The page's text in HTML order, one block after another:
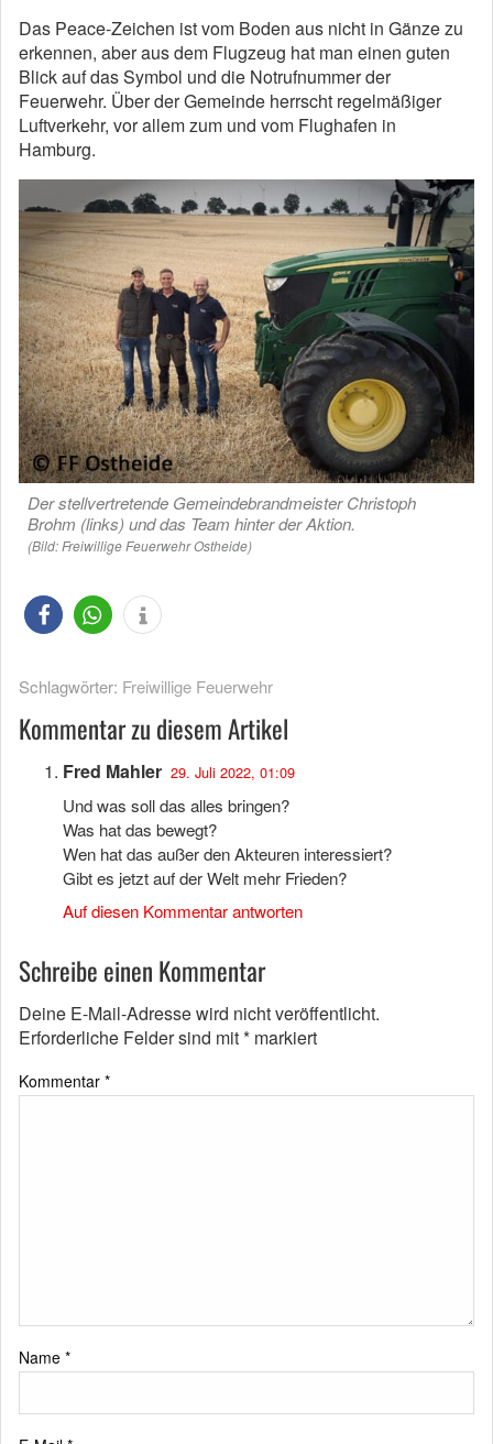
Das Peace-Zeichen ist vom Boden aus nicht in Gänze zu
erkennen, aber aus dem Flugzeug hat man einen guten
Blick auf das Symbol und die Notrufnummer der
Feuerwehr. Über der Gemeinde herrscht regelmäßiger
Luftverkehr, vor allem zum und vom Flughafen in
Hamburg.
Der stellvertretende Gemeindebrandmeister Christoph
Brohm (links) und das Team hinter der Aktion.
(Bild: Freiwillige Feuerwehr Ostheide)
Schlagwörter: Freiwillige Feuerwehr
Kommentar zu diesem Artikel
Fred Mahler 29. Juli 2022, 01:09
Und was soll das alles bringen?
Was hat das bewegt?
Wen hat das außer den Akteuren interessiert?
Gibt es jetzt auf der Welt mehr Frieden?
Auf diesen Kommentar antworten
Schreibe einen Kommentar
Deine E-Mail-Adresse wird nicht veröffentlicht.
Erforderliche Felder sind mit* markiert
Kommentar *
Name *